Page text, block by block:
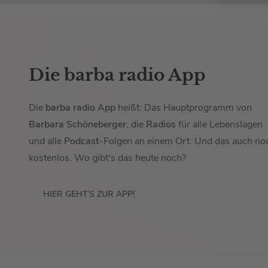
Die barba radio App
Die barba radio App heißt: Das Hauptprogramm von
Barbara Schöneberger, die Radios für alle Lebenslagen
und alle Podcast-Folgen an einem Ort. Und das auch
kostenlos. Wo gibt's das heute noch?
HIER GEHT’S ZUR APP!